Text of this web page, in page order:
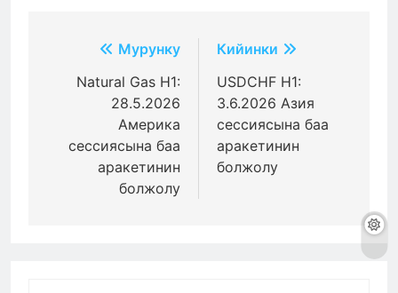
Жазуулар
боюнча
багыттоо
Мурунку
Natural Gas H1:
28.5.2026
Америка
сессиясына баа
аракетинин
болжолу
Кийинки
USDCHF H1:
3.6.2026 Азия
сессиясына баа
аракетинин
болжолу